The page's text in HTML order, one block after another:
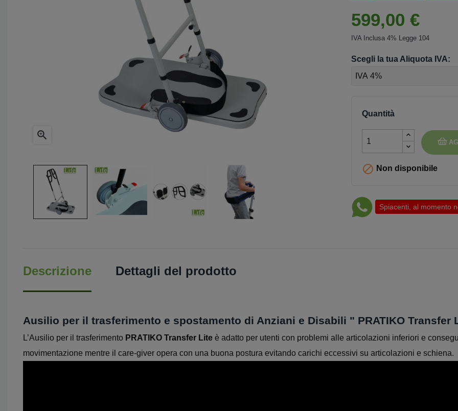

599,00 €
IVA Inclusa 4% Legge 104
Scegli la tua Aliquota IVA:
Quantità
 Non disponibile
Spiacenti, al momento
Descrizione Dettagli del prodotto
Ausilio per il trasferimento e spostamento di Anziani e Disabili " PRATIKO Transfer
L’Ausilio per il trasferimento PRATIKO Transfer Lite è adatto per utenti con problemi alle articolazioni inferiori e
movimentazione mentre il care-giver opera con una buona postura evitando carichi eccessivi su articolazioni e schiena.